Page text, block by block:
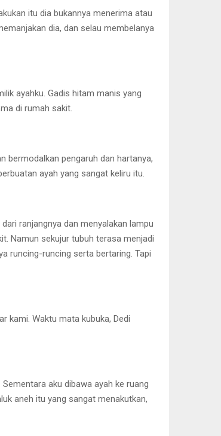
itu dia bukannya menerima atau
dia, dan selau membelanya
ayahku. Gadis hitam manis yang
di rumah sakit.
bermodalkan pengaruh dan hartanya,
ayah yang sangat keliru itu.
ranjangnya dan menyalakan lampu
Namun sekujur tubuh terasa menjadi
runcing-runcing serta bertaring. Tapi
kami. Waktu mata kubuka, Dedi
aku dibawa ayah ke ruang
aneh itu yang sangat menakutkan,